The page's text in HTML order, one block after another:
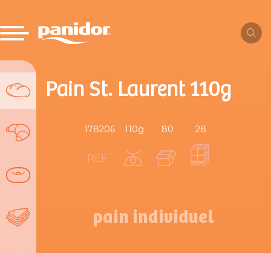
Pain St. Laurent 110g
REF.
178206 110g 80 28
pain individuel